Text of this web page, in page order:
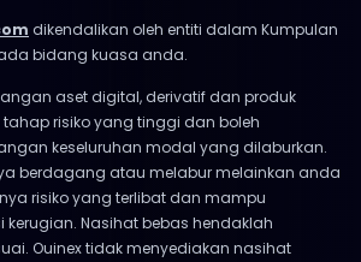
dikendalikan oleh entiti dalam Kumpulan
bidang kuasa anda.
aset digital, derivatif dan produk
risiko yang tinggi dan boleh
keseluruhan modal yang dilaburkan.
berdagang atau melabur melainkan anda
risiko yang terlibat dan mampu
Nasihat bebas hendaklah
Ouinex tidak menyediakan nasihat